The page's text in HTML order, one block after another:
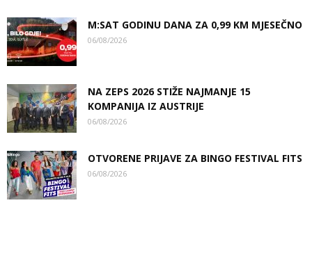
M:SAT GODINU DANA ZA 0,99 KM MJESEČNO
06/08/2026
NA ZEPS 2026 STIŽE NAJMANJE 15
KOMPANIJA IZ AUSTRIJE
06/08/2026
OTVORENE PRIJAVE ZA BINGO FESTIVAL FITS
06/08/2026